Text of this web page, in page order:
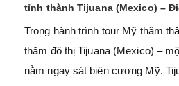
tỉnh thành Tijuana (Mexico) –
Trong hành trình tour Mỹ thăm
thăm đô thị Tijuana (Mexico) –
nằm ngay sát biên cương Mỹ.